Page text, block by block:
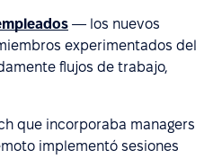
— los nuevos
experimentados del
flujos de trabajo,
que incorporaba managers
implementó sesiones